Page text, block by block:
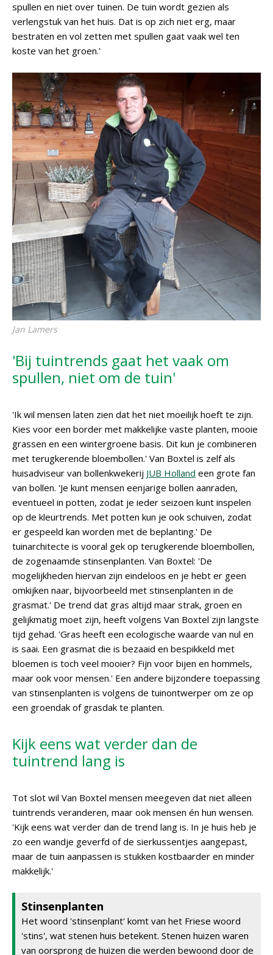
spullen en niet over tuinen. De tuin wordt gezien als
verlengstuk van het huis. Dat is op zich niet erg, maar
bestraten en vol zetten met spullen gaat vaak wel ten
koste van het groen.'
Jan Lamers
'Bij tuintrends gaat het vaak om
spullen, niet om de tuin'
'Ik wil mensen laten zien dat het niet moeilijk hoeft te zijn.
Kies voor een border met makkelijke vaste planten, mooie
grassen en een wintergroene basis. Dit kun je combineren
met terugkerende bloembollen.' Van Boxtel is zelf als
huisadviseur van bollenkwekerij JUB Holland een grote fan
van bollen. 'Je kunt mensen eenjarige bollen aanraden,
eventueel in potten, zodat je ieder seizoen kunt inspelen
op de kleurtrends. Met potten kun je ook schuiven, zodat
er gespeeld kan worden met de beplanting.' De
tuinarchitecte is vooral gek op terugkerende bloembollen,
de zogenaamde stinsenplanten. Van Boxtel: 'De
mogelijkheden hiervan zijn eindeloos en je hebt er geen
omkijken naar, bijvoorbeeld met stinsenplanten in de
grasmat.' De trend dat gras altijd maar strak, groen en
gelijkmatig moet zijn, heeft volgens Van Boxtel zijn langste
tijd gehad. 'Gras heeft een ecologische waarde van nul en
is saai. Een grasmat die is bezaaid en bespikkeld met
bloemen is toch veel mooier? Fijn voor bijen en hommels,
maar ook voor mensen.' Een andere bijzondere toepassing
van stinsenplanten is volgens de tuinontwerper om ze op
een groendak of grasdak te planten.
Kijk eens wat verder dan de
tuintrend lang is
Tot slot wil Van Boxtel mensen meegeven dat niet alleen
tuintrends veranderen, maar ook mensen én hun wensen.
'Kijk eens wat verder dan de trend lang is. In je huis heb je
zo een wandje geverfd of de sierkussentjes aangepast,
maar de tuin aanpassen is stukken kostbaarder en minder
makkelijk.'
Stinsenplanten
Het woord 'stinsenplant' komt van het Friese woord
'stins', wat stenen huis betekent. Stenen huizen waren
van oorsprong de huizen die werden bewoond door de